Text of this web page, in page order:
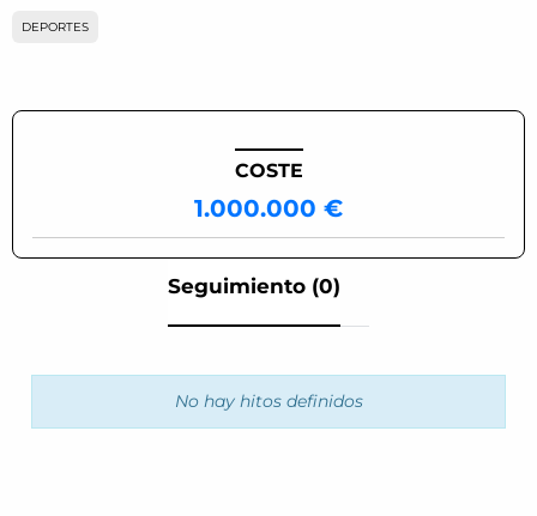
DEPORTES
COSTE
1.000.000 €
Seguimiento (0)
No hay hitos definidos